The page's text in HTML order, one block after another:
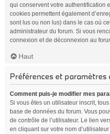
qui conservent votre authentification
cookies permettent également
sont lus ou non lus) dans le cas où
administrateur du forum. Si vous
connexion et de déconnexion au
Haut
Préférences et paramètres
Comment puis-je modifier mes
Si vous êtes un utilisateur inscrit,
base de données du forum. Vous
de contrôle de l’utilisateur. Le lien
en cliquant sur votre nom